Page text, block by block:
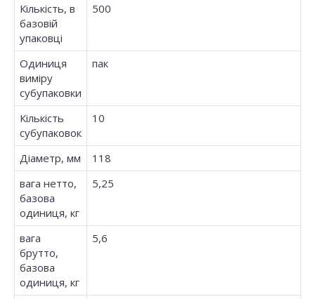
Кількість, в
базовій
упаковці
500
Одиниця
виміру
субупаковки
пак
Кількість
субупаковок
10
Діаметр, мм
118
вага нетто,
базова
одиниця, кг
5,25
вага
брутто,
базова
одиниця, кг
5,6